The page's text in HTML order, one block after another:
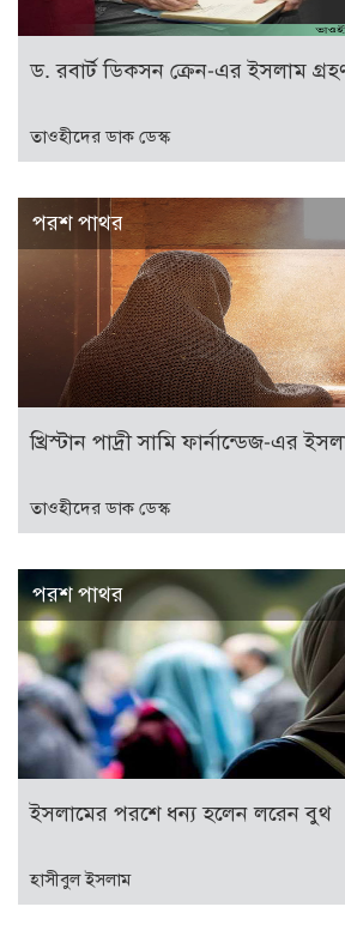
ড. রবার্ট ডিকসন ক্রেন-এর ইসলাম
তাওহীদের ডাক ডেস্ক
পরশ পাথর
খ্রিস্টান পাদ্রী সামি ফার্নান্ডেজ-এর
তাওহীদের ডাক ডেস্ক
পরশ পাথর
ইসলামের পরশে ধন্য হলেন লরেন বুথ
হাসীবুল ইসলাম